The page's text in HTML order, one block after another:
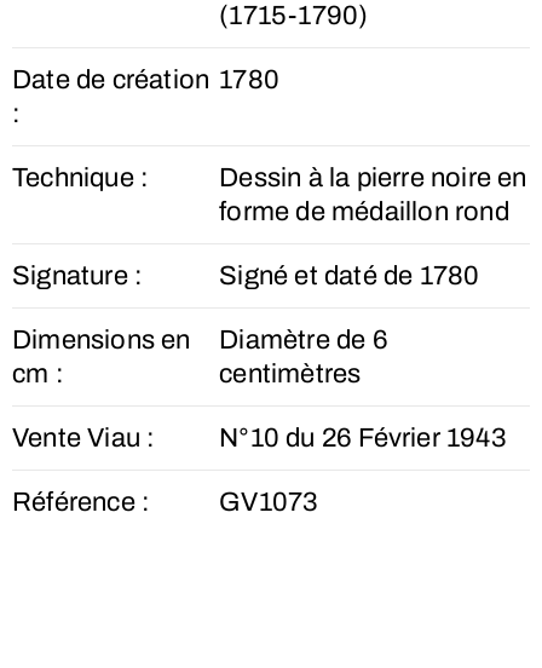
(1715-1790)
Date de création
:
1780
Technique :
Dessin à la pierre noire en
forme de médaillon rond
Signature : Signé et daté de 1780
Dimensions en
cm :
Diamètre de 6
centimètres
Vente Viau : N°10 du 26 Février 1943
Référence : GV1073